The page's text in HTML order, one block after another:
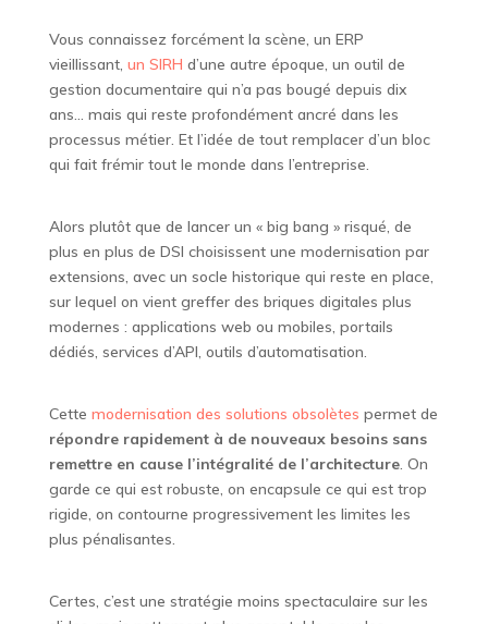
Vous connaissez forcément la scène, un ERP
vieillissant, un SIRH d’une autre époque, un outil de
gestion documentaire qui n’a pas bougé depuis dix
ans… mais qui reste profondément ancré dans les
processus métier. Et l’idée de tout remplacer d’un bloc
qui fait frémir tout le monde dans l’entreprise.
Alors plutôt que de lancer un « big bang » risqué, de
plus en plus de DSI choisissent une modernisation par
extensions, avec un socle historique qui reste en place,
sur lequel on vient greffer des briques digitales plus
modernes : applications web ou mobiles, portails
dédiés, services d’API, outils d’automatisation.
Cette modernisation des solutions obsolètes permet de
répondre rapidement à de nouveaux besoins sans
remettre en cause l’intégralité de l’architecture. On
garde ce qui est robuste, on encapsule ce qui est trop
rigide, on contourne progressivement les limites les
plus pénalisantes.
Certes, c’est une stratégie moins spectaculaire sur les